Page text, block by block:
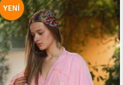
YENI
ÜRÜN